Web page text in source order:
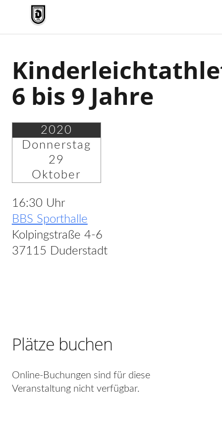
TV Jahn Duderstadt
6 bis 9 Jahre
2020
Donnerstag
29
Oktober
16:30 Uhr
BBS Sporthalle
Kolpingstraße 4-6
37115 Duderstadt
Plätze buchen
Online-Buchungen sind für diese
Veranstaltung nicht verfügbar.